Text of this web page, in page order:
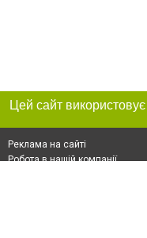
Реклама на сайті
Робота в нашій компанії